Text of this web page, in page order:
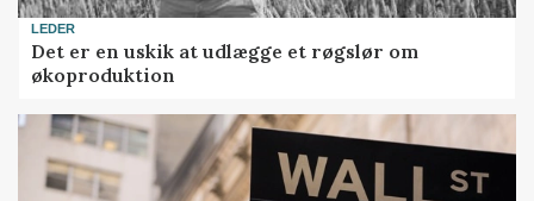
LEDER
Det er en uskik at udlægge et røgslør om
økoproduktion